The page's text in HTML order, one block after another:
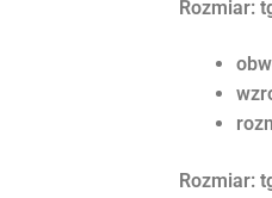
Rozmiar:
Rozmiar: